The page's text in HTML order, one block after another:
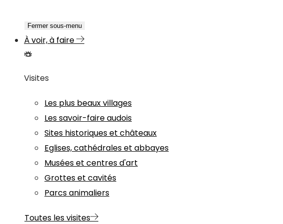
Fermer sous-menu
À voir, à faire
Visites
Les plus beaux villages
Les savoir-faire audois
Sites historiques et châteaux
Eglises, cathédrales et abbayes
Musées et centres d'art
Grottes et cavités
Parcs animaliers
Toutes les visites